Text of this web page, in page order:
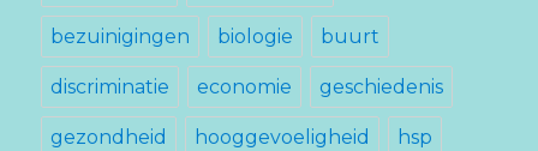
bezuinigingen biologie buurt
discriminatie economie geschiedenis
gezondheid hooggevoeligheid hsp